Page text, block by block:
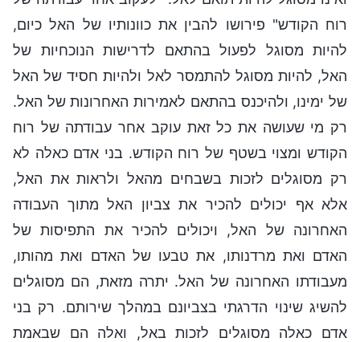
רוח הקודש" פירושו להבין את כוונותיו של האל כיום,
להיות מסוגל לפעול בהתאם לדרישות הנוכחיות של
האל, להיות מסוגל להתמסר לאל ולהיות חסיד של האל
של ימינו, ולהיכנס בהתאם לאמירות האחרונות של האל.
רק מי שעושה את כל זאת עוקב אחר עבודתה של רוח
הקודש ומצוי בשטף של רוח הקודש. בני אדם כאלה לא
רק מסוגלים לזכות בשבחים מהאל ולראות את האל,
אלא אף יכולים להכיר את צביון האל מתוך העבודה
האחרונה של האל, ויכולים להכיר את התפיסות של
האדם ואת מרדנותו, את טבעו של האדם ואת מהותו,
מעבודתו האחרונה של האל. יתרה מזאת, הם מסוגלים
להשיג שינוי הדרגתי בצביונם במהלך שירותם. רק בני
אדם כאלה מסוגלים לזכות באל, ואלה הם שבאמת